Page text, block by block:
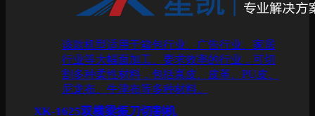
该款机型适用于箱包行业、广告行业、家居
行业等大幅面加工、要求效率的行业，可切
割多种柔性材料，包括真皮、皮革、PU皮、
尼龙布、牛津布等多种材料。
XK-1625双横梁振刀切割机